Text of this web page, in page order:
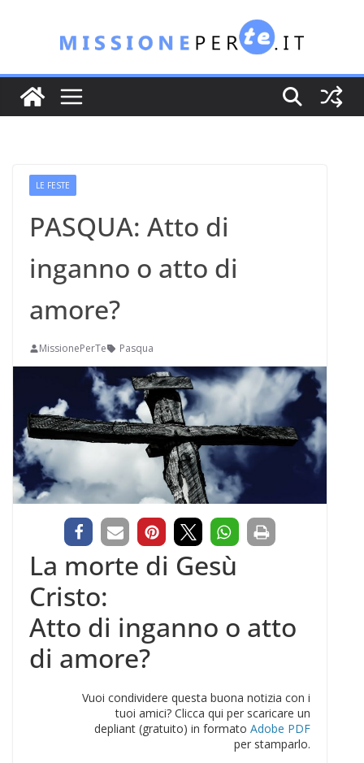
contenuto
LE FESTE
PASQUA: Atto di
inganno o atto di
amore?
MissionePerTe Pasqua
La morte di Gesù
Cristo:
Atto di inganno o atto
di amore?
Vuoi condividere questa buona notizia con i
tuoi amici? Clicca qui per scaricare un
depliant (gratuito) in formato Adobe PDF
per stamparlo.